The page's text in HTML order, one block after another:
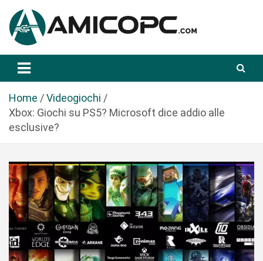
a
Amicopc.com
Home
Videogiochi
Xbox: Giochi su PS5? Microsoft dice addio alle
esclusive?